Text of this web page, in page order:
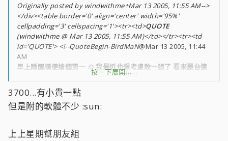
Originally posted by windwithme+Mar 13 2005, 11:55 AM-->
</div><table border='0' align='center' width='95%'
cellpadding='3' cellspacing='1'><tr><td>QUOTE
(windwithme @ Mar 13 2005, 11:55 AM)</td></tr><tr><td
id='QUOTE'> <!--QuoteBegin-BirdMaN@Mar 13 2005, 11:44
AM
早上睡醒順便搶個第一 :D 我最近也想考慮敗一張了 看來麗台這
張可以列入考慮了 ;lik; 敢問風大這張多少入手阿 ;lik; ;lik;
按一下展開……
3700...有小貴一點
但是附的軟體不少 :sun:
上上星期幫朋友組